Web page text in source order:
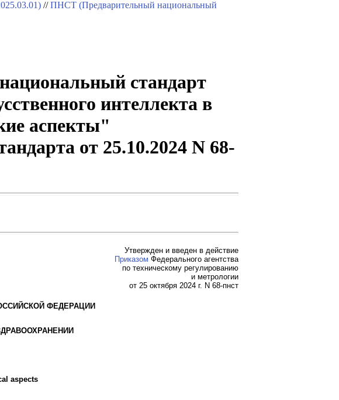
//ПНСТ (Предварительный национальный
стандарт
интеллекта в
аспекты"
от 25.10.2024 N 68-
Утвержден и введен в действие
Приказом Федерального агентства
по техническому регулированию
и метрологии
от 25 октября 2024 г. N 68-пнст
ФЕДЕРАЦИИ
aspects